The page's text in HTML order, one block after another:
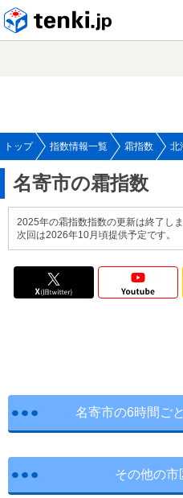
トップ 指数情報一覧 霜指数 北
名寄市の霜指数
2025年の霜指数指数の更新は終了しま
次回は2026年10月頃提供予定です。
名寄市の6時間ご
その他の市